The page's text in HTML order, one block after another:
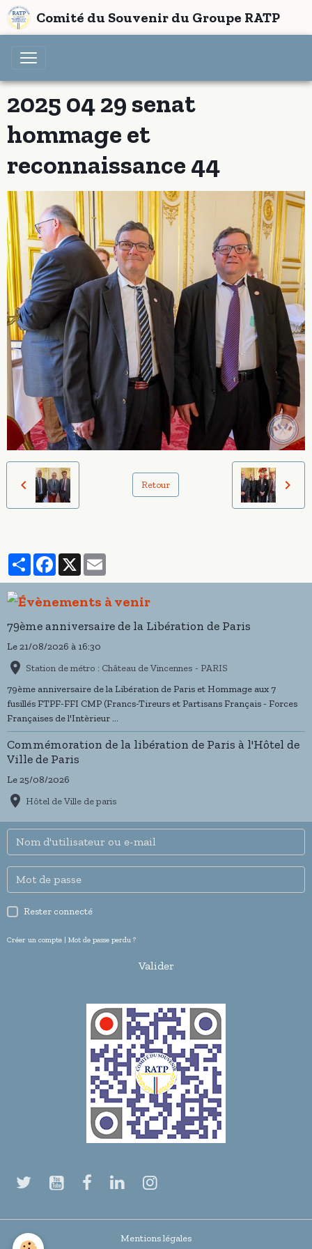
Comité du Souvenir du Groupe RATP
2025 04 29 senat
hommage et
reconnaissance 44
Retour
PartagerFacebook
X
79ème anniversaire de la Libération de Paris
Le 21/08/2026 à 16:30
Station de métro : Château de Vincennes - PARIS
79ème anniversaire de la Libération de Paris et Hommage aux 7
fusillés FTPF-FFI CMP (Francs-Tireurs et Partisans Français - Forces
Françaises de l'Intèrieur ...
Commémoration de la libération de Paris à l'Hôtel de
Ville de Paris
Le 25/08/2026
Hôtel de Ville de paris
Rester connecté
Créer un compte | Mot de passe perdu ?
Valider
Mentions légales